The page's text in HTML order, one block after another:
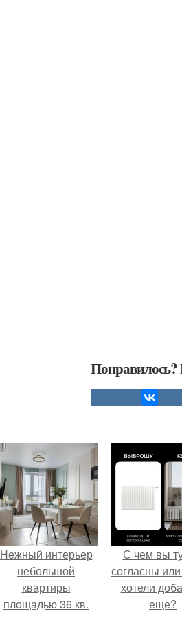
Понравилось?
Нежный интерьер
небольшой
квартиры
площадью 36 кв.
С чем вы
согласны
хотели
еще?